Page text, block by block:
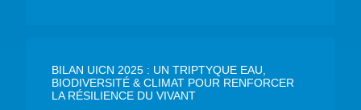
BILAN UICN 2025 : UN TRIPTYQUE EAU,
BIODIVERSITÉ & CLIMAT POUR RENFORCER
LA RÉSILIENCE DU VIVANT